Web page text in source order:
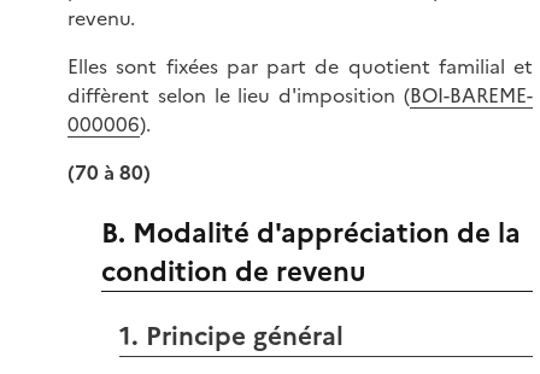
revenu.
Elles sont fixées par part de quotient familial et
diffèrent selon le lieu d'imposition (BOI-BAREME-
000006).
(70 à 80)
B. Modalité d'appréciation de la
condition de revenu
1. Principe général